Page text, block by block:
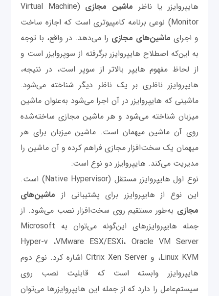
هایپروایزر یا ناظر ماشین مجازی
(Virtual Machine
Monitor) نوعی برنامه کامپیوتری است که اجازه ساخت
و اجرای ماشین‌های مجازی را می‌دهد. در واقع، با توجه
به این‌که اصطلاح هایپروایزر برگرفته از سوپروایزر است و
از لحاظ مفهوم هایپر بالاتر از سوپر است، در نتیجه،
هایپروایزر ناظری بر یک ناظر دیگر شناخته می‌شود.
ماشینی که هایپروایزر در آن اجرا می‌شود به‌عنوان ماشین
میزبان شناخته می‌شود و هر ماشین مجازی ساخته‌شده
روی آن ماشین میهمان است. ماشین میزبان برای هر
میهمان یک سخت‌افزار مجازی فراهم کرده و آن ماشین را
مدیریت می‌کند. هایپروایزر دو نوع است:
نوع اول هایپروایزر مستقل (Native Hypervisor) است.
این نوع از هایپروایزر برای پشتیبانی از ماشین‌های
مجازی به‌طور مستقیم روی سخت‌افزار نصب می‌شود. از
جمله هایپروایزرهای این‌گونه می‌توان به Microsoft
Hyper-v ،VMware ESX/ESXi، Oracle VM Server
،Linux KVM و Citrix Xen Server اشاره کرد. نوع دوم
هایپروایزر وابسته است که قابلیت نصب روی
سیستم‌عامل را دارد که از جمله این هایپروایزرها می‌توان